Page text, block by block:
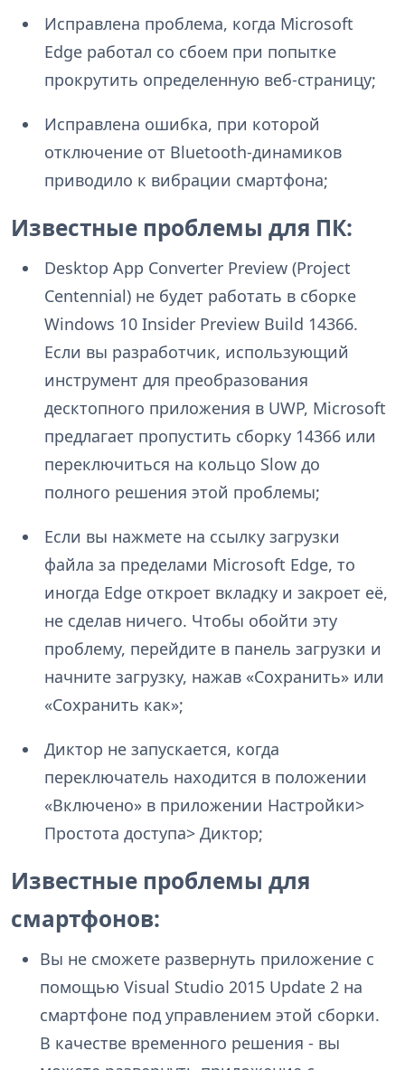
Исправлена проблема, когда Microsoft
Edge работал со сбоем при попытке
прокрутить определенную веб-страницу;
Исправлена ошибка, при которой
отключение от Bluetooth-динамиков
приводило к вибрации смартфона;
Известные проблемы для ПК:
Desktop App Converter Preview (Project
Centennial) не будет работать в сборке
Windows 10 Insider Preview Build 14366.
Если вы разработчик, использующий
инструмент для преобразования
десктопного приложения в UWP, Microsoft
предлагает пропустить сборку 14366 или
переключиться на кольцо Slow до
полного решения этой проблемы;
Если вы нажмете на ссылку загрузки
файла за пределами Microsoft Edge, то
иногда Edge откроет вкладку и закроет её,
не сделав ничего. Чтобы обойти эту
проблему, перейдите в панель загрузки и
начните загрузку, нажав «Сохранить» или
«Сохранить как»;
Диктор не запускается, когда
переключатель находится в положении
«Включено» в приложении Настройки>
Простота доступа> Диктор;
Известные проблемы для
смартфонов:
Вы не сможете развернуть приложение с
помощью Visual Studio 2015 Update 2 на
смартфоне под управлением этой сборки.
В качестве временного решения - вы